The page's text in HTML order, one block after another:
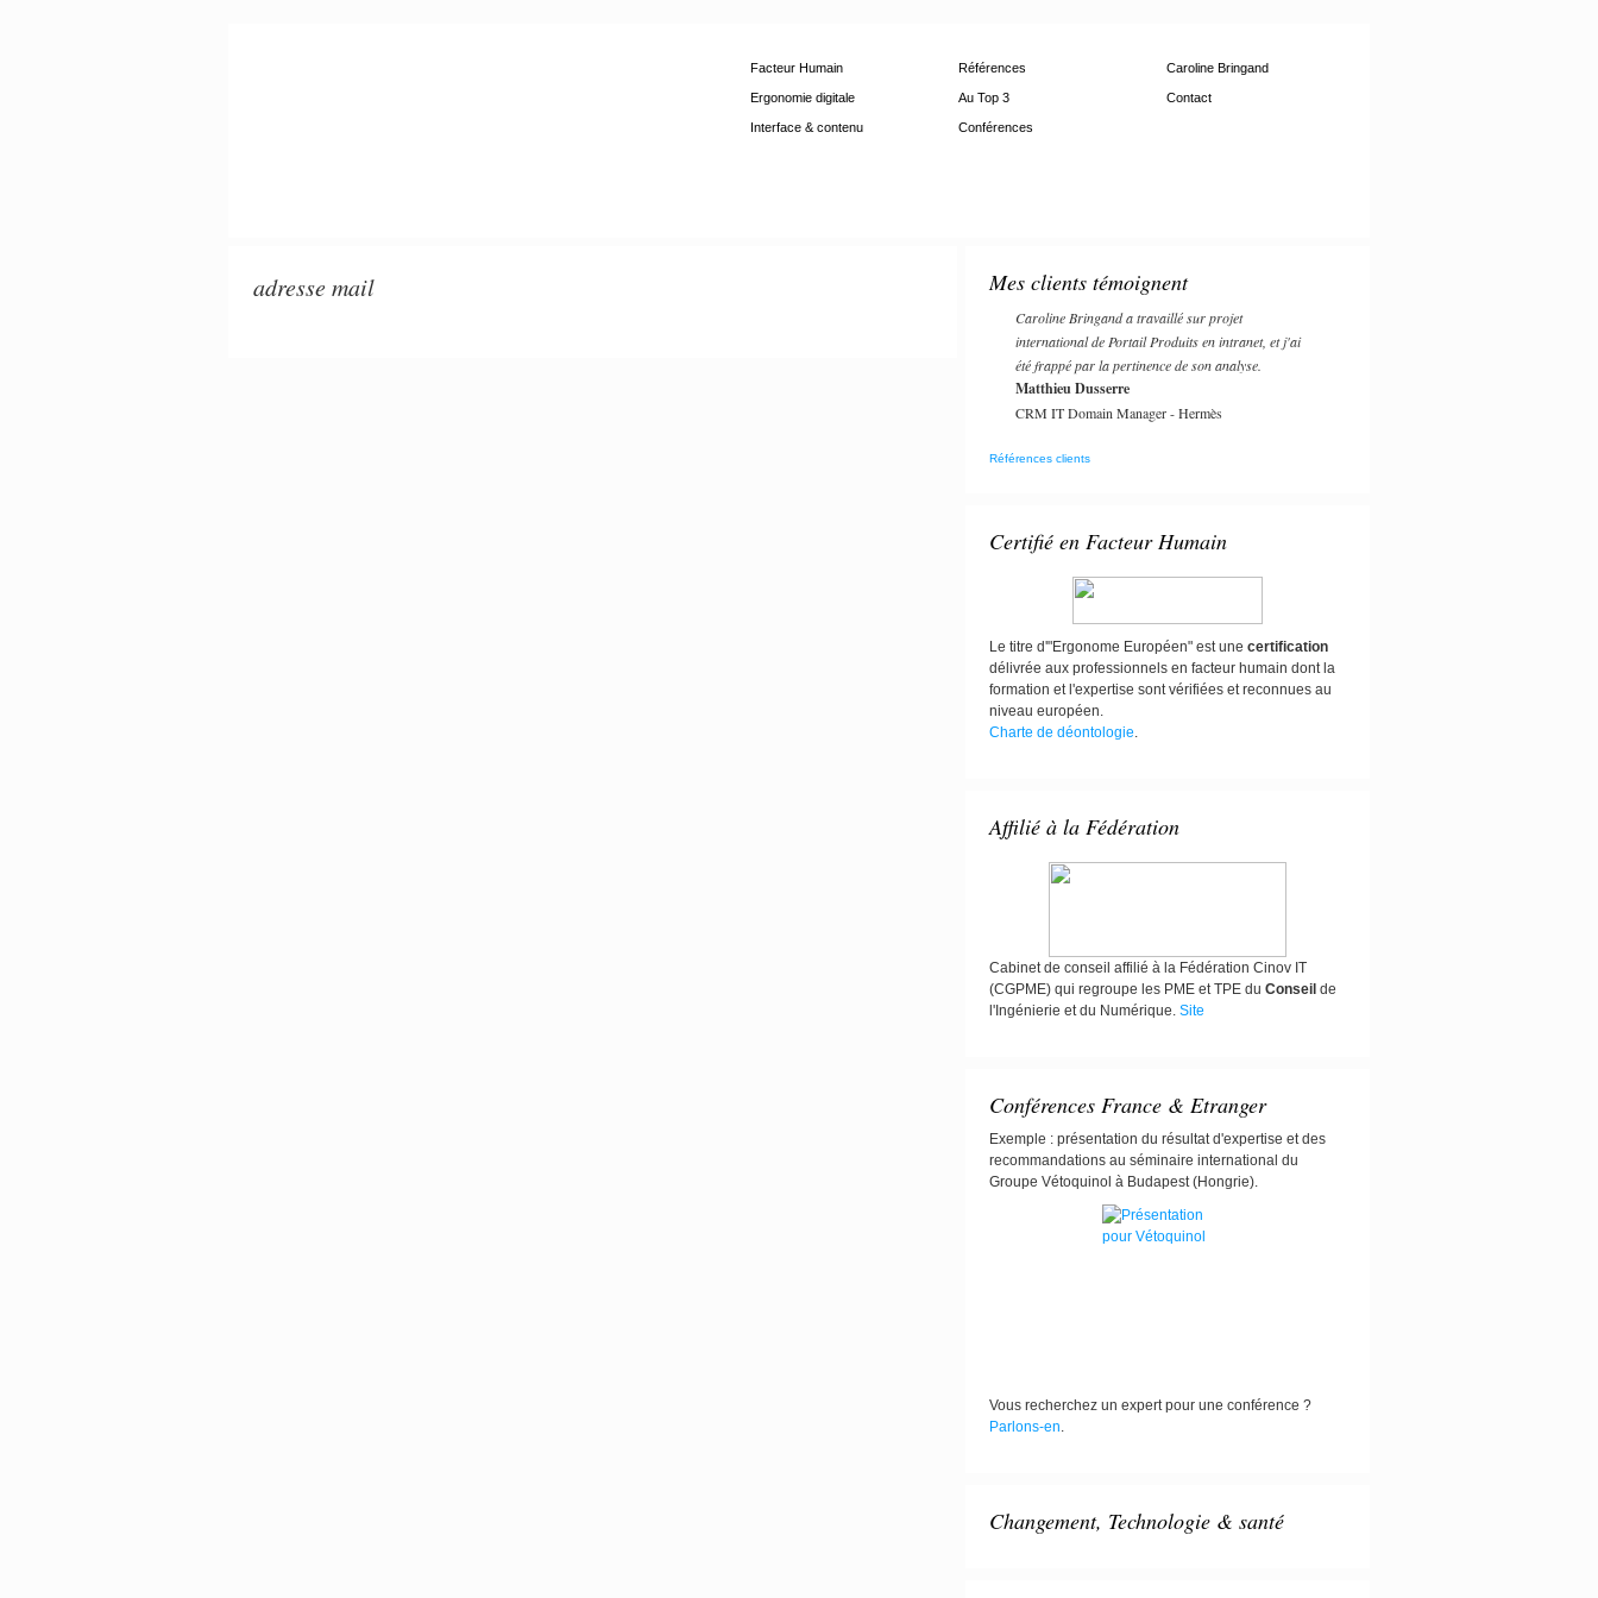
Facteur Humain Références Caroline Bringand
Ergonomie digitale Au Top 3 Contact
Interface & contenu Conférences
adresse mail Mes clients témoignent
Caroline Bringand a travaillé sur projet
international de Portail Produits en intranet, et j'ai
été frappé par la pertinence de son analyse.
Matthieu Dusserre
CRM IT Domain Manager - Hermès
Références clients
Certifié en Facteur Humain
Le titre d'"Ergonome Européen" est une certification
délivrée aux professionnels en facteur humain dont la
formation et l'expertise sont vérifiées et reconnues au
niveau européen.
Charte de déontologie.
Affilié à la Fédération
Cabinet de conseil affilié à la Fédération Cinov IT
(CGPME) qui regroupe les PME et TPE du Conseil de
l'Ingénierie et du Numérique. Site
Conférences France & Etranger
Exemple : présentation du résultat d'expertise et des
recommandations au séminaire international du
Groupe Vétoquinol à Budapest (Hongrie).
Vous recherchez un expert pour une conférence ?
Parlons-en.
Changement, Technologie & santé